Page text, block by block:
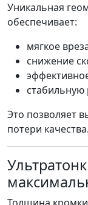
Уникальная
обеспечивает:
мягкое
снижение
стабильную
Это позволяет
потери качества.